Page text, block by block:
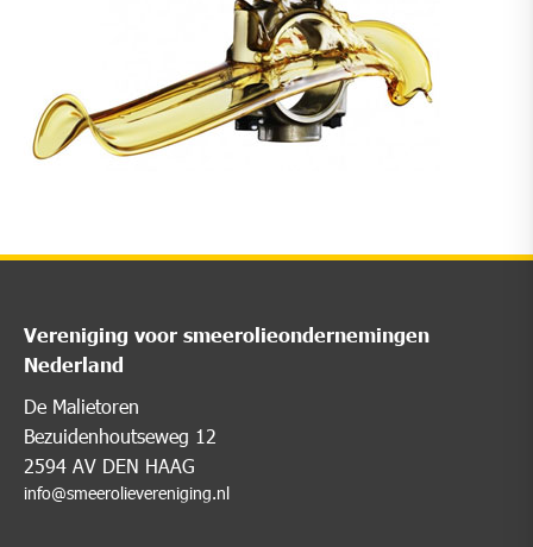
Vereniging voor smeerolieondernemingen
Nederland
De Malietoren
Bezuidenhoutseweg 12
2594 AV DEN HAAG
info@smeerolievereniging.nl